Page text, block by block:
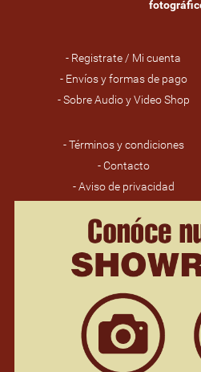
- Registrate / Mi cuenta
- Envíos y formas de pago
- Sobre Audio y Video Shop
- Términos y condiciones
- Contacto
- Aviso de privacidad